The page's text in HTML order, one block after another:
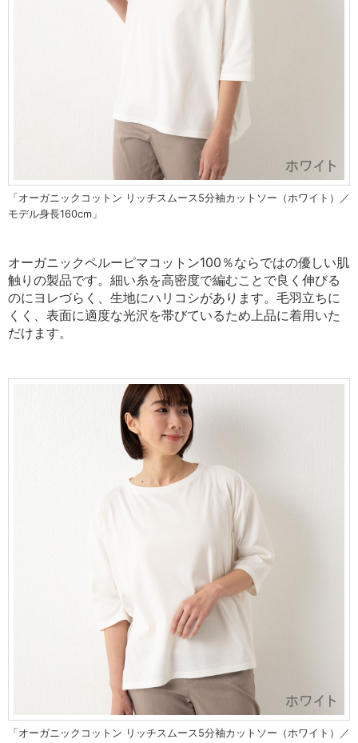
「オーガニックコットン リッチスムース5分袖カットソー（ホワイト）／
モデル身長160cm」
オーガニックペルーピマコットン100％ならではの優しい肌
触りの製品です。 細い糸を高密度で編むことで良く伸びる
のにヨレづらく、生地にハリコシがあります。 毛羽立ちに
くく、表面に適度な光沢を帯びているため上品に着用いた
だけます。
「オーガニックコットン リッチスムース5分袖カットソー（ホワイト）／